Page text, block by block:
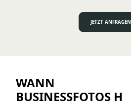
JETZT ANFRAGEN
WANN
BUSINESSFOTOS H